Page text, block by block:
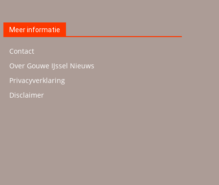
Meer informatie
Contact
Over Gouwe IJssel Nieuws
Privacyverklaring
Disclaimer